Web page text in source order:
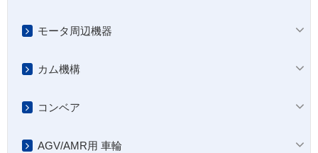
モータ周辺機器
カム機構
コンベア
AGV/AMR用 車輪